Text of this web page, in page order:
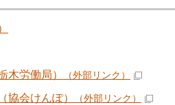
木労働局）
（外部リンク）
協会けんぽ） （外部リンク）